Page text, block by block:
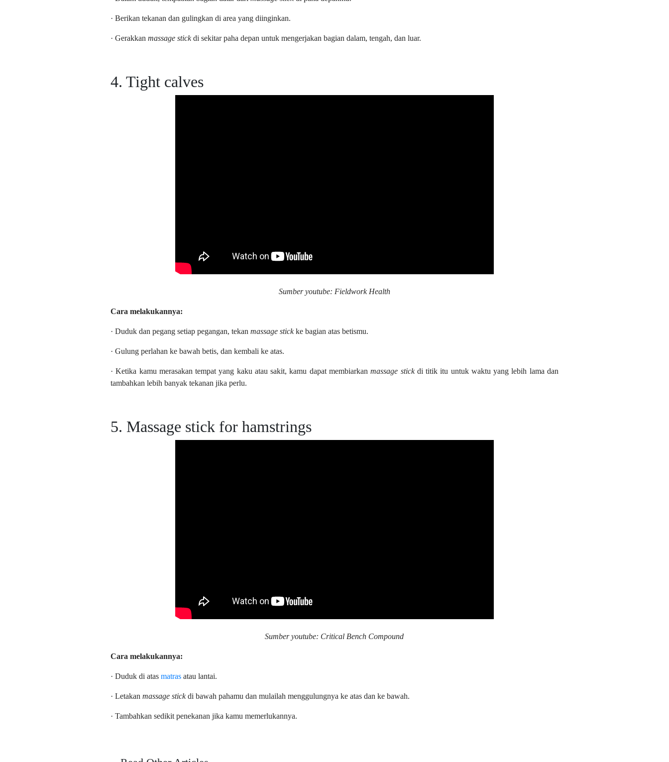
· Berikan tekanan dan gulingkan di area yang diinginkan.
· Gerakkanmassage stickdi sekitar paha depan untuk mengerjakan bagian dalam, tengah, dan luar.
4. Tight calves
Sumber youtube: Fieldwork Health
Cara melakukannya:
· Duduk dan pegang setiap pegangan, tekan massage stickke bagian atas betismu.
· Gulung perlahan ke bawah betis, dan kembali ke atas.
· Ketika kamu merasakan tempat yang kaku atau sakit, kamu dapat membiarkanmassage stickdi titik itu untuk waktu yang lebih lama dan
tambahkan lebih banyak tekanan jika perlu.
5. Massage stick for hamstrings
Sumber youtube: Critical Bench Compound
Cara melakukannya:
· Duduk di atasmatras atau lantai.
· Letakanmassage stickdi bawah pahamu dan mulailah menggulungnya ke atas dan ke bawah.
· Tambahkan sedikit penekanan jika kamu memerlukannya.